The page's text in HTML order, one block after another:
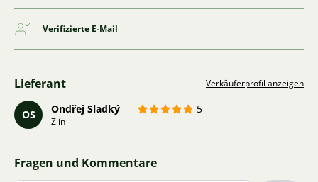
Verifizierte E-Mail
Lieferant Verkäuferprofil anzeigen
OS Ondřej Sladký 5
Zlín
Fragen und Kommentare